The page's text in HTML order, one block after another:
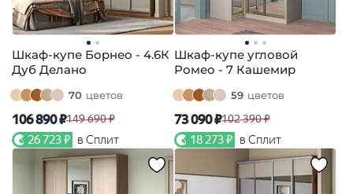
Шкаф-купе Борнео - 4.6К
Дуб Делано
70 цветов
106 890 ₽149 690 ₽
26 723 ₽ в Сплит
Шкаф-купе угловой
Ромео - 7 Кашемир
59 цветов
73 090 ₽102 390 ₽
18 273 ₽ в Сплит